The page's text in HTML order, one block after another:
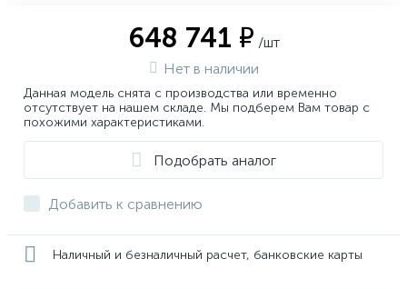
648 741 ₽ /шт
Нет в наличии
Данная модель снята с производства или временно
отсутствует на нашем складе. Мы подберем Вам товар с
похожими характеристиками.
Подобрать аналог
Добавить к сравнению
Наличный и безналичный расчет, банковские карты